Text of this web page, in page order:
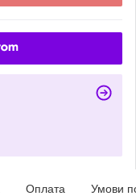
Оплата Умови